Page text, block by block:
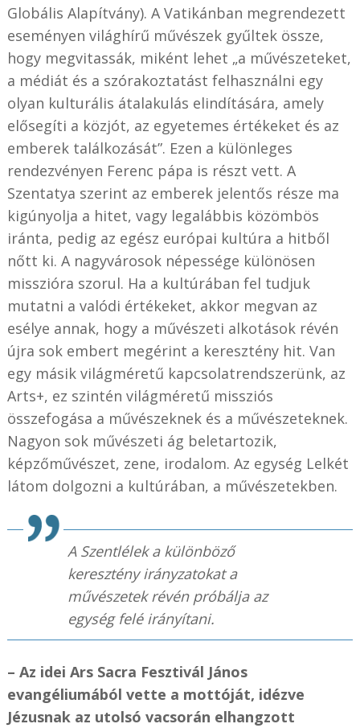
Globális Alapítvány). A Vatikánban megrendezett
eseményen világhírű művészek gyűltek össze,
hogy megvitassák, miként lehet „a művészeteket,
a médiát és a szórakoztatást felhasználni egy
olyan kulturális átalakulás elindítására, amely
elősegíti a közjót, az egyetemes értékeket és az
emberek találkozását”. Ezen a különleges
rendezvényen Ferenc pápa is részt vett. A
Szentatya szerint az emberek jelentős része ma
kigúnyolja a hitet, vagy legalábbis közömbös
iránta, pedig az egész európai kultúra a hitből
nőtt ki. A nagyvárosok népessége különösen
misszióra szorul. Ha a kultúrában fel tudjuk
mutatni a valódi értékeket, akkor megvan az
esélye annak, hogy a művészeti alkotások révén
újra sok embert megérint a keresztény hit. Van
egy másik világméretű kapcsolatrendszerünk, az
Arts+, ez szintén világméretű missziós
összefogása a művészeknek és a művészeteknek.
Nagyon sok művészeti ág beletartozik,
képzőművészet, zene, irodalom. Az egység Lelkét
látom dolgozni a kultúrában, a művészetekben.
A Szentlélek a különböző
keresztény irányzatokat a
művészetek révén próbálja az
egység felé irányítani.
– Az idei Ars Sacra Fesztivál János
evangéliumából vette a mottóját, idézve
Jézusnak az utolsó vacsorán elhangzott